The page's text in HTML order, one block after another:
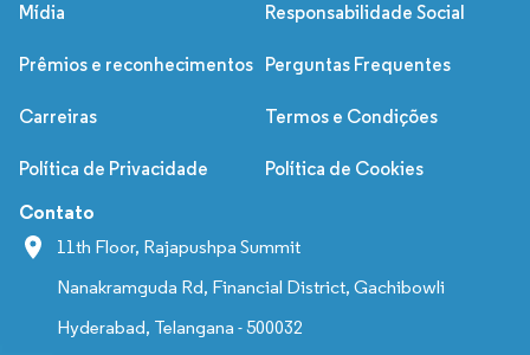
Mídia Responsabilidade Social
Prêmios e reconhecimentos Perguntas Frequentes
Carreiras Termos e Condições
Política de Privacidade Política de Cookies
Contato
11th Floor, Rajapushpa Summit
Nanakramguda Rd, Financial District, Gachibowli
Hyderabad, Telangana - 500032